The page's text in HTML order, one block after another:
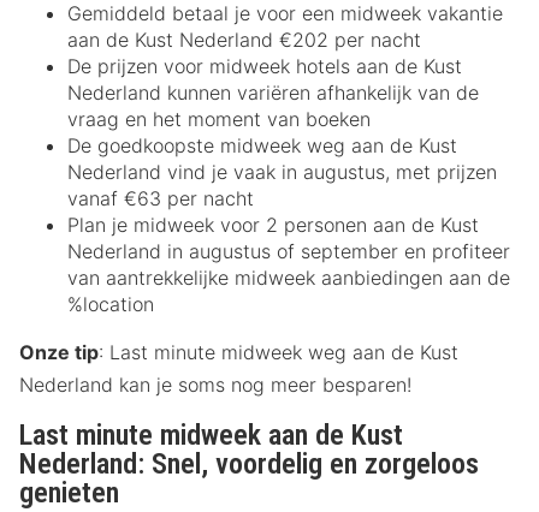
Gemiddeld betaal je voor een midweek vakantie
aan de Kust Nederland €202 per nacht
De prijzen voor midweek hotels aan de Kust
Nederland kunnen variëren afhankelijk van de
vraag en het moment van boeken
De goedkoopste midweek weg aan de Kust
Nederland vind je vaak in augustus, met prijzen
vanaf €63 per nacht
Plan je midweek voor 2 personen aan de Kust
Nederland in augustus of september en profiteer
van aantrekkelijke midweek aanbiedingen aan de
%location
Onze tip: Last minute midweek weg aan de Kust
Nederland kan je soms nog meer besparen!
Last minute midweek aan de Kust
Nederland: Snel, voordelig en zorgeloos
genieten